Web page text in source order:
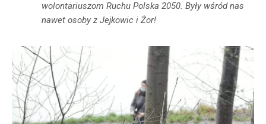
wolontariuszom Ruchu Polska 2050. Były wśród nas
nawet osoby z Jejkowic i Żor!